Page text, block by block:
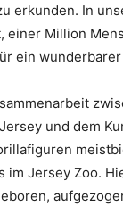
erkunden. In
einer Million
ein wunderbarer
und dem
im Jersey Zoo.